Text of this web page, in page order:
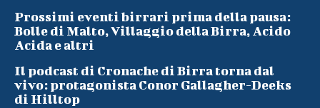
Prossimi eventi birrari prima della pausa:
Bolle di Malto, Villaggio della Birra, Acido
Acida e altri
Il podcast di Cronache di Birra torna dal
vivo: protagonista Conor Gallagher-Deeks
di Hilltop